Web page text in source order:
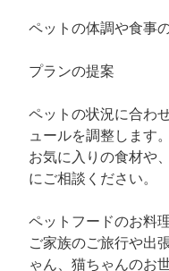
ペットの体調や食事
プランの提案
ペットの状況に合わ
ュールを調整します。
お気に入りの食材や
にご相談ください。
ペットフードのお料
ご家族のご旅行や出
ゃん、猫ちゃんのお